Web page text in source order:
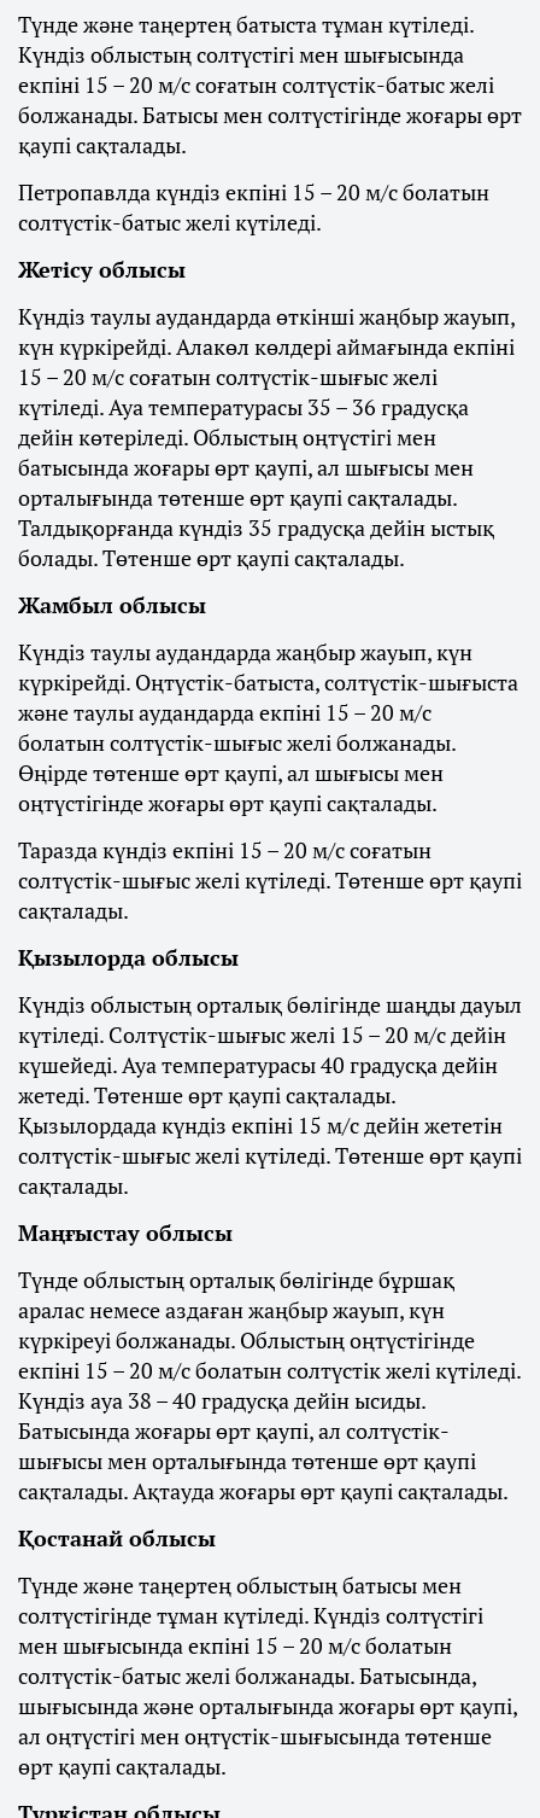
Түнде және таңертең батыста тұман күтіледі.
Күндіз облыстың солтүстігі мен шығысында
екпіні 15 – 20 м/с соғатын солтүстік-батыс желі
болжанады. Батысы мен солтүстігінде жоғары өрт
қаупі сақталады.
Петропавлда күндіз екпіні 15 – 20 м/с болатын
солтүстік-батыс желі күтіледі.
Жетісу облысы
Күндіз таулы аудандарда өткінші жаңбыр жауып,
күн күркірейді. Алакөл көлдері аймағында екпіні
15 – 20 м/с соғатын солтүстік-шығыс желі
күтіледі. Ауа температурасы 35 – 36 градусқа
дейін көтеріледі. Облыстың оңтүстігі мен
батысында жоғары өрт қаупі, ал шығысы мен
орталығында төтенше өрт қаупі сақталады.
Талдықорғанда күндіз 35 градусқа дейін ыстық
болады. Төтенше өрт қаупі сақталады.
Жамбыл облысы
Күндіз таулы аудандарда жаңбыр жауып, күн
күркірейді. Оңтүстік-батыста, солтүстік-шығыста
және таулы аудандарда екпіні 15 – 20 м/с
болатын солтүстік-шығыс желі болжанады.
Өңірде төтенше өрт қаупі, ал шығысы мен
оңтүстігінде жоғары өрт қаупі сақталады.
Таразда күндіз екпіні 15 – 20 м/с соғатын
солтүстік-шығыс желі күтіледі. Төтенше өрт қаупі
сақталады.
Қызылорда облысы
Күндіз облыстың орталық бөлігінде шаңды дауыл
күтіледі. Солтүстік-шығыс желі 15 – 20 м/с дейін
күшейеді. Ауа температурасы 40 градусқа дейін
жетеді. Төтенше өрт қаупі сақталады.
Қызылордада күндіз екпіні 15 м/с дейін жететін
солтүстік-шығыс желі күтіледі. Төтенше өрт қаупі
сақталады.
Маңғыстау облысы
Түнде облыстың орталық бөлігінде бұршақ
аралас немесе аздаған жаңбыр жауып, күн
күркіреуі болжанады. Облыстың оңтүстігінде
екпіні 15 – 20 м/с болатын солтүстік желі күтіледі.
Күндіз ауа 38 – 40 градусқа дейін ысиды.
Батысында жоғары өрт қаупі, ал солтүстік-
шығысы мен орталығында төтенше өрт қаупі
сақталады. Ақтауда жоғары өрт қаупі сақталады.
Қостанай облысы
Түнде және таңертең облыстың батысы мен
солтүстігінде тұман күтіледі. Күндіз солтүстігі
мен шығысында екпіні 15 – 20 м/с болатын
солтүстік-батыс желі болжанады. Батысында,
шығысында және орталығында жоғары өрт қаупі,
ал оңтүстігі мен оңтүстік-шығысында төтенше
өрт қаупі сақталады.